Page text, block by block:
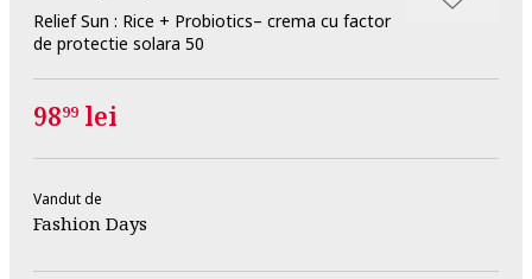
Relief Sun : Rice + Probiotics– crema cu factor
de protectie solara 50
9899 lei
Vandut de
Fashion Days